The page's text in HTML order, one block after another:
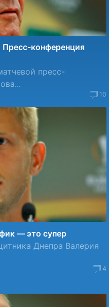
конференция
пресс-
10
— это супер
Днепра Валерия
4